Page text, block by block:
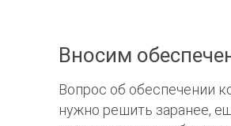
Вносим
Вопрос об обеспечении
нужно решить заранее,